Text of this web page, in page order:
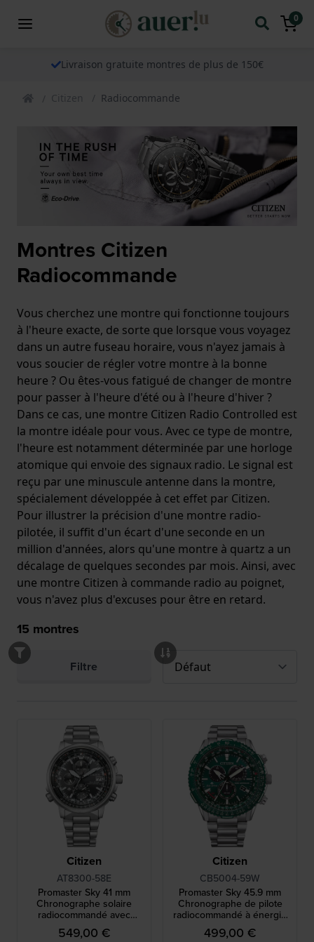
0
Livraison gratuite montres de plus de 150€
Citizen Radiocommande
Montres Citizen
Radiocommande
Vous cherchez une montre qui fonctionne toujours
à l'heure exacte, de sorte que lorsque vous voyagez
dans un autre fuseau horaire, vous n'ayez jamais à
vous soucier de régler votre montre à la bonne
heure ? Ou êtes-vous fatigué de changer de montre
pour passer à l'heure d'été ou à l'heure d'hiver ?
Dans ce cas, une montre Citizen Radio Controlled est
la montre idéale pour vous. Avec ce type de montre,
l'heure est notamment déterminée par une horloge
atomique qui envoie des signaux radio. Le signal est
reçu par une minuscule antenne dans la montre,
spécialement développée à cet effet par Citizen.
Pour illustrer la précision d'une montre radio-
pilotée, il suffit d'un écart d'une seconde en un
million d'années, alors qu'une montre à quartz a un
décalage de quelques secondes par mois. Ainsi, avec
une montre Citizen à commande radio au poignet,
vous n'avez plus d'excuses pour être en retard.
15 montres
Filtre
Citizen
AT8300-58E
Promaster Sky 41 mm
Chronographe solaire
radiocommandé avec
lunette aviation interne
549,00 €
Citizen
CB5004-59W
Promaster Sky 45.9 mm
Chronographe de pilote
radiocommandé à énergie
solaire avec date
499,00 €